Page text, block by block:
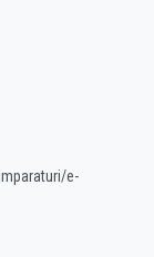
e-